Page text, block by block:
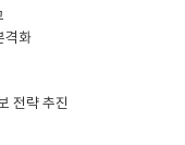
격화
전략 추진